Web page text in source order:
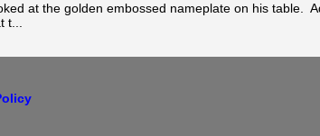
at the golden embossed nameplate on his table.
t...